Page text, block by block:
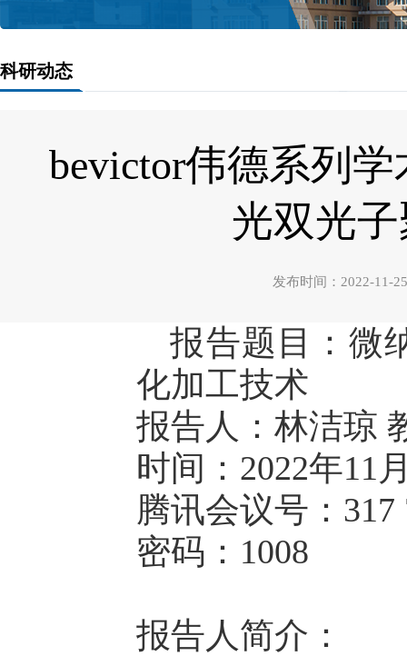
科研动态
bevictor伟德系列
光双光
发布时间：2022-
报告题目：微
化加工技术
报告人：林洁琼
时间：2022年11
腾讯会议号：317
密码：1008
报告人简介：